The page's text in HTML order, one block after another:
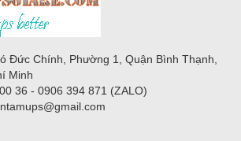
Đức Chính, Phường 1, Quận Bình Thạnh,
Minh
36 - 0906 394 871 (ZALO)